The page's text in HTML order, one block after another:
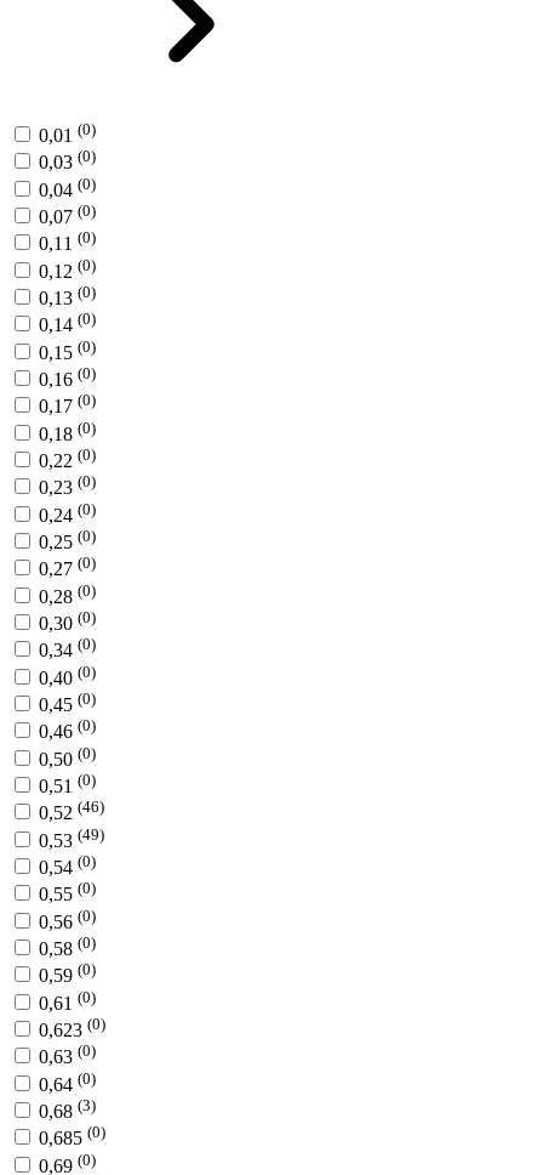
0,01 (0)
0,03 (0)
0,04 (0)
0,07 (0)
0,11 (0)
0,12 (0)
0,13 (0)
0,14 (0)
0,15 (0)
0,16 (0)
0,17 (0)
0,18 (0)
0,22 (0)
0,23 (0)
0,24 (0)
0,25 (0)
0,27 (0)
0,28 (0)
0,30 (0)
0,34 (0)
0,40 (0)
0,45 (0)
0,46 (0)
0,50 (0)
0,51 (0)
0,52 (46)
0,53 (49)
0,54 (0)
0,55 (0)
0,56 (0)
0,58 (0)
0,59 (0)
0,61 (0)
0,623 (0)
0,63 (0)
0,64 (0)
0,68 (3)
0,685 (0)
0,69 (0)